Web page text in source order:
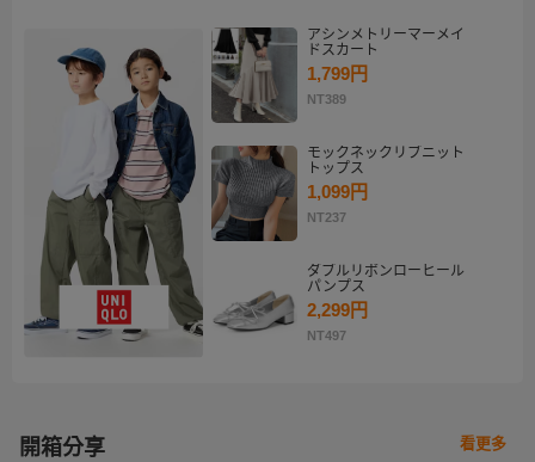
アシンメトリーマーメイ
ドスカート
1,799円
NT389
モックネックリブニット
トップス
1,099円
NT237
ダブルリボンローヒール
パンプス
2,299円
NT497
開箱分享 看更多